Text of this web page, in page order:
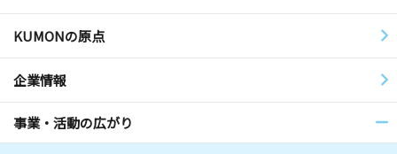
KUMONの原点
企業情報
事業・活動の広がり